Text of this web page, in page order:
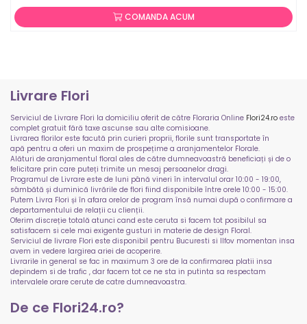
COMANDA ACUM
Livrare Flori
Serviciul de Livrare Flori la domiciliu oferit de către Floraria Online Flori24.ro este
complet gratuit fără taxe ascunse sau alte comisioane.
Livrarea florilor este facută prin curieri proprii, florile sunt transportate în
apă pentru a oferi un maxim de prospețime a aranjamentelor Florale.
Alături de aranjamentul floral ales de către dumneavoastră beneficiați și de o
felicitare prin care puteți trimite un mesaj persoanelor dragi.
Programul de Livrare este de luni până vineri în intervalul orar 10:00 - 19:00,
sâmbătă și duminică livrările de flori fiind disponibile între orele 10:00 - 15:00.
Putem Livra Flori și în afara orelor de program însă numai după o confirmare a
departamentului de relații cu clienții.
Oferim discreție totală atunci cand este ceruta si facem tot posibilul sa
satisfacem si cele mai exigente gusturi in materie de design Floral.
Serviciul de livrare Flori este disponibil pentru Bucuresti si Ilfov momentan insa
avem in vedere largirea ariei de acoperire.
Livrarile in general se fac in maximum 3 ore de la confirmarea platii insa
depindem si de trafic , dar facem tot ce ne sta in putinta sa respectam
intervalele orare cerute de catre dumneavoastra.
De ce Flori24.ro?